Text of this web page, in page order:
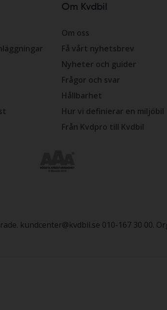
Om Kvdbil
Om oss
Få vårt nyhetsbrev
Nyheter och guider
Frågor och svar
Hållbarhet
Hur vi definierar en miljöbil
Från Kvdpro till Kvdbil
kundcenter@kvdbil.se 010-167 30 00.